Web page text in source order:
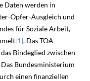
Daten werden in
Opfer-Ausgleich und
für Soziale Arbeit,
[1]. ​Das TOA-
Bindeglied zwischen
Bundesministerium
einen finanziellen